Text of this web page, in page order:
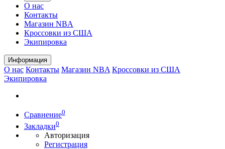
О нас
Контакты
Магазин NBA
Кроссовки из США
Экипировка
Информация
О нас Контакты Магазин NBA Кроссовки из США
Экипировка
Сравнение0
Закладки0
Авторизация
Регистрация